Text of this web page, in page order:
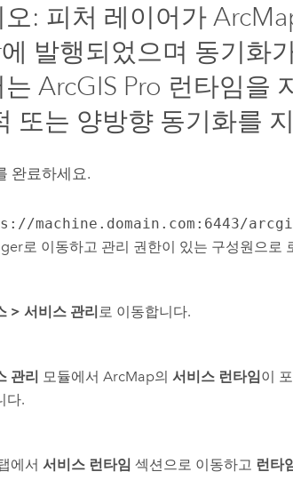
: 피처 레이어가
에 발행되었으며 동기화
ArcGIS Pro 런타임을
또는 양방향 동기화를
완료하세요.
machine.domain.com:6443/
로 이동하고 관리 권한이 있는 구성원으로
> 서비스 관리 로 이동합니다.
관리 모듈에서ArcMap의서비스 런타임 이
다.
에서서비스 런타임 섹션으로 이동하고 런타